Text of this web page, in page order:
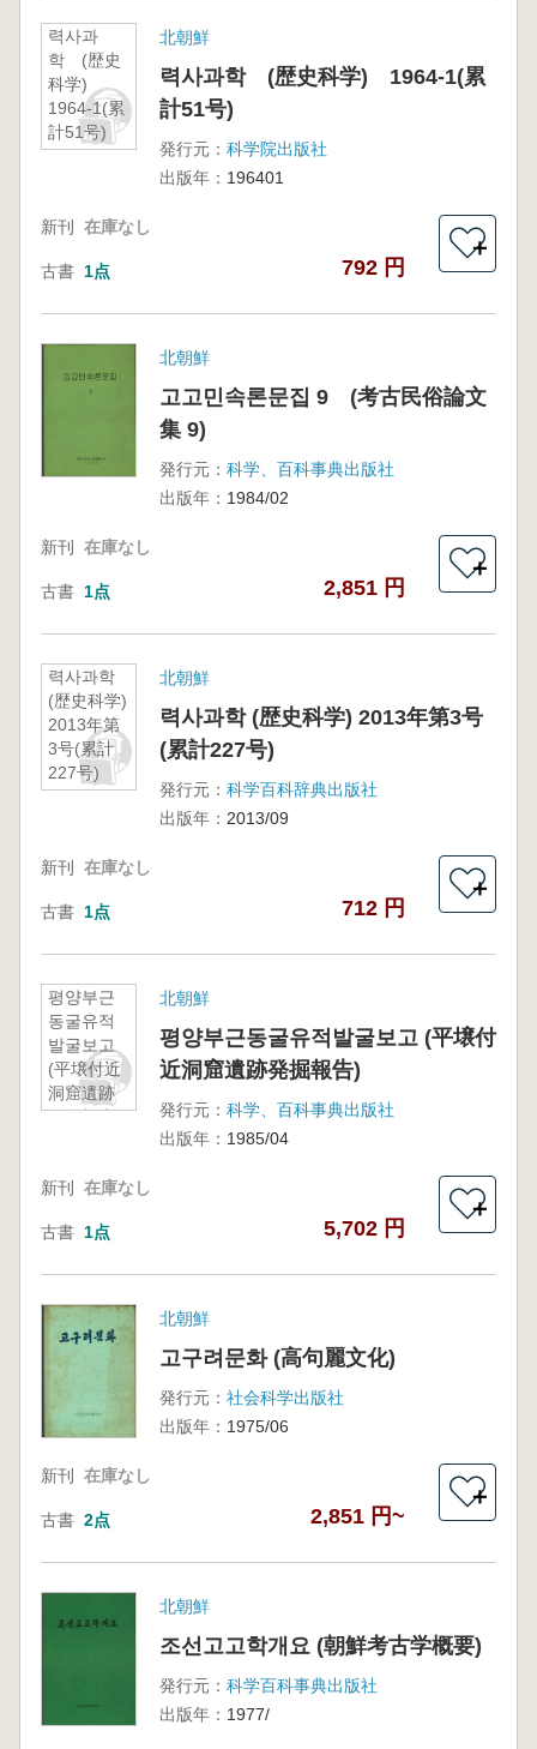
력사과
학 (歴史
科学)
1964-1(累
計51号)
北朝鮮
력사과학 (歴史科学) 1964-1(累
計51号)
発行元： 科学院出版社
出版年： 196401
新刊 在庫なし
古書 1点 792 円
＋
北朝鮮
고고민속론문집 9 (考古民俗論文
集 9)
発行元： 科学、百科事典出版社
出版年： 1984/02
新刊 在庫なし
古書 1点 2,851 円
＋
력사과학
(歴史科学)
2013年第
3号(累計
227号)
北朝鮮
력사과학 (歴史科学) 2013年第3号
(累計227号)
発行元： 科学百科辞典出版社
出版年： 2013/09
新刊 在庫なし
古書 1点 712 円
＋
평양부근
동굴유적
발굴보고
(平壌付近
洞窟遺跡
発掘報告)
北朝鮮
평양부근동굴유적발굴보고 (平壌付
近洞窟遺跡発掘報告)
発行元： 科学、百科事典出版社
出版年： 1985/04
新刊 在庫なし
古書 1点 5,702 円
＋
北朝鮮
고구려문화 (高句麗文化)
発行元： 社会科学出版社
出版年： 1975/06
新刊 在庫なし
古書 2点 2,851 円~
＋
北朝鮮
조선고고학개요 (朝鮮考古学概要)
発行元： 科学百科事典出版社
出版年： 1977/